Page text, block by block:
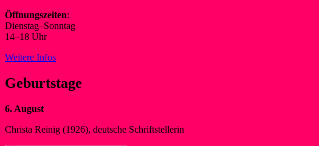
Öffnungszeiten:
Dienstag–Sonntag
14–18 Uhr
Weitere Infos
Geburtstage
6. August
Christa Reinig (1926), deutsche Schriftstellerin